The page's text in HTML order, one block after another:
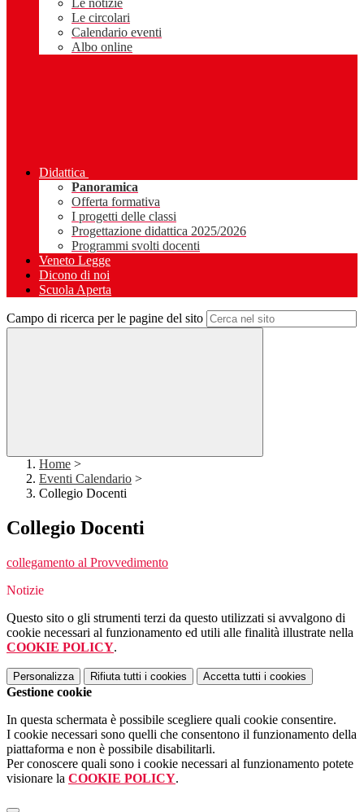
Le notizie
Le circolari
Calendario eventi
Albo online
Didattica
Panoramica
Offerta formativa
I progetti delle classi
Progettazione didattica 2025/2026
Programmi svolti docenti
Veneto Legge
Dicono di noi
Scuola Aperta
Campo di ricerca per le pagine del sito
Home >
Eventi Calendario >
Collegio Docenti
Collegio Docenti
collegamento al Provvedimento
Notizie
Questo sito o gli strumenti terzi da questo utilizzati si avvalgono di
cookie necessari al funzionamento ed utili alle finalità illustrate nella
COOKIE POLICY.
Personalizza Rifiuta tutti i cookies Accetta tutti i cookies
Gestione cookie
In questa schermata è possibile scegliere quali cookie consentire.
I cookie necessari sono quelli che consentono il funzionamento della
piattaforma e non è possibile disabilitarli.
Per conoscere quali sono i cookie necessari al funzionamento potete
visionare la COOKIE POLICY.